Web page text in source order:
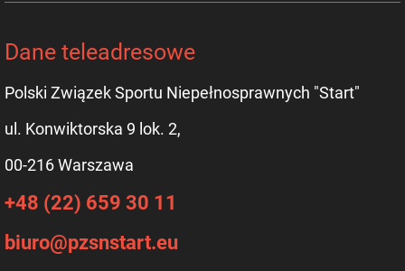
Dane teleadresowe
Polski Związek Sportu Niepełnosprawnych "Start"
ul. Konwiktorska 9 lok. 2,
00-216 Warszawa
+48 (22) 659 30 11
biuro@pzsnstart.eu